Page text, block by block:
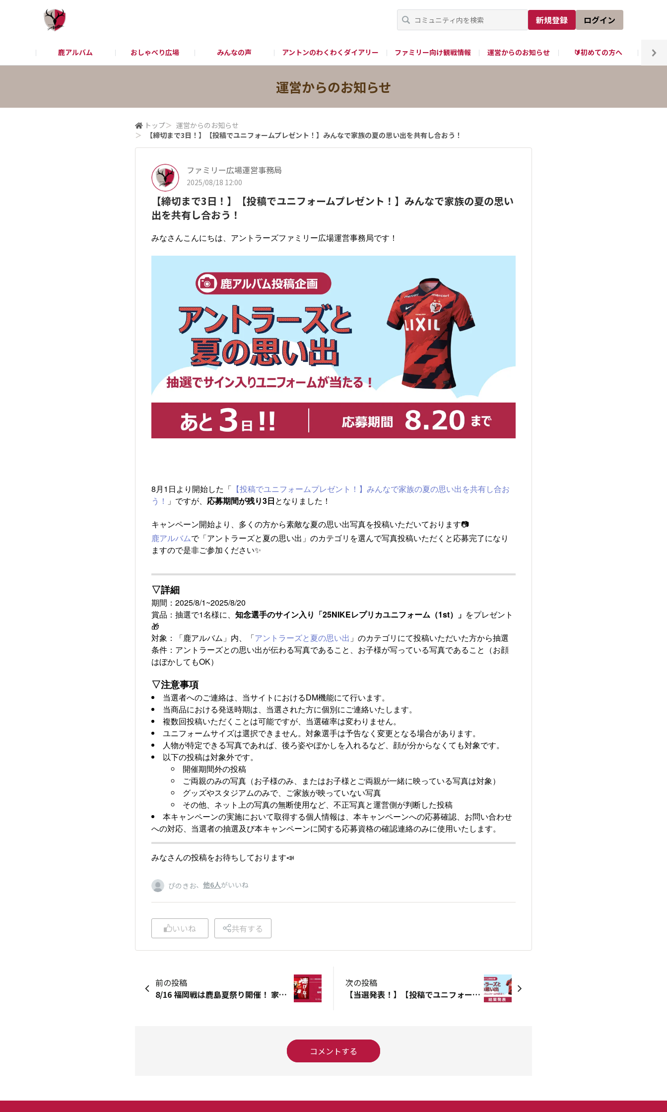
新規登録 ログイン
鹿アルバム おしゃべり広場 みんなの声 アントンのわくわくダイアリー ファミリー向け観戦情報 運営からのお知らせ 🔰初めての方へ
運営からのお知らせ
トップ＞ 運営からのお知らせ
＞
【締切まで3日！】【投稿でユニフォームプレゼント！】みんなで家族の夏の思い出を共有し合おう！
ファミリー広場運営事務局
2025/08/18 12:00
【締切まで3日！】【投稿でユニフォームプレゼント！】みんなで家族の夏の思い
出を共有し合おう！
みなさんこんにちは、アントラーズファミリー広場運営事務局です！
8月1日より開始した「 【投稿でユニフォームプレゼント！】みんなで家族の夏の思い出を共有し合お
う！ 」ですが、 応募期間が残り3日となりました！
キャンペーン開始より、多くの方から素敵な夏の思い出写真を投稿いただいております📷
鹿アルバムで「アントラーズと夏の思い出」のカテゴリを選んで写真投稿いただくと応募完了になり
ますので是非ご参加ください✨
▽詳細
期間：2025/8/1~2025/8/20
賞品：抽選で1名様に、 知念選手のサイン入り「25NIKEレプリカユニフォーム（1st）」 をプレゼント
🎁
対象：「鹿アルバム」内、「アントラーズと夏の思い出 」のカテゴリにて投稿いただいた方から抽選
条件：アントラーズとの思い出が伝わる写真であること、お子様が写っている写真であること（お顔
はぼかしてもOK）
▽注意事項
当選者へのご連絡は、当サイトにおけるDM機能にて行います。
当商品における発送時期は、当選された方に個別にご連絡いたします。
複数回投稿いただくことは可能ですが、当選確率は変わりません。
ユニフォームサイズは選択できません。対象選手は予告なく変更となる場合があります。
人物が特定できる写真であれば、後ろ姿やぼかしを入れるなど、顔が分からなくても対象です。
以下の投稿は対象外です。
開催期間外の投稿
ご両親のみの写真（お子様のみ、またはお子様とご両親が一緒に映っている写真は対象）
グッズやスタジアムのみで、ご家族が映っていない写真
その他、ネット上の写真の無断使用など、不正写真と運営側が判断した投稿
本キャンペーンの実施において取得する個人情報は、本キャンペーンへの応募確認、お問い合わせ
への対応、当選者の抽選及び本キャンペーンに関する応募資格の確認連絡のみに使用いたします。
みなさんの投稿をお待ちしております📣
ぴのきお、 他6人がいいね
いいね 共有する
前の投稿
8/16 福岡戦は鹿島夏祭り開催！ 家族で夏の思い出を作ろう！
次の投稿
【当選発表！】【投稿でユニフォームプレゼント！】みんなで家族の夏の思い出を共有し合おう！
コメントする